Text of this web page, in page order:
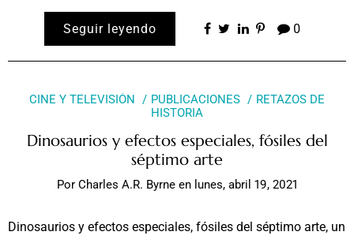
Seguir leyendo 0
CINE Y TELEVISIÓN PUBLICACIONES
RETAZOS DE
HISTORIA
Dinosaurios y efectos especiales, fósiles del
séptimo arte
Por Charles A.R. Byrne en lunes, abril 19, 2021
Dinosaurios y efectos especiales, fósiles del séptimo arte, un